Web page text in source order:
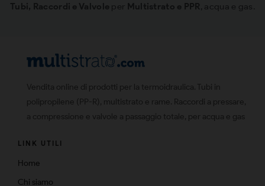
Tubi, Raccordi e Valvole per Multistrato e PPR , acqua e gas.
Vendita online di prodotti per la termoidraulica. Tubi in
polipropilene (PP-R), multistrato e rame. Raccordi a pressare,
a compressione e valvole a passaggio totale, per acqua e gas
LINK UTILI
Home
Chi siamo